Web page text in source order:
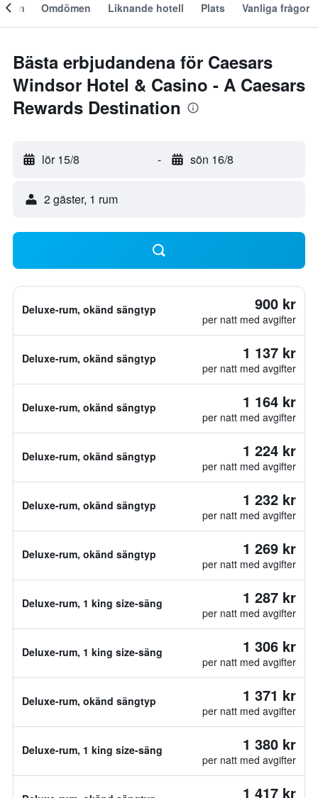
Om Omdömen Liknande hotell Plats Vanliga frågor
Bästa erbjudandena för Caesars
Windsor Hotel & Casino - A Caesars
Rewards Destination
lör 15/8 - sön 16/8
2 gäster, 1 rum
Deluxe-rum, okänd sängtyp 900 kr
per natt med avgifter
Deluxe-rum, okänd sängtyp 1 137 kr
per natt med avgifter
Deluxe-rum, okänd sängtyp 1 164 kr
per natt med avgifter
Deluxe-rum, okänd sängtyp 1 224 kr
per natt med avgifter
Deluxe-rum, okänd sängtyp 1 232 kr
per natt med avgifter
Deluxe-rum, okänd sängtyp 1 269 kr
per natt med avgifter
Deluxe-rum, 1 king size-säng 1 287 kr
per natt med avgifter
Deluxe-rum, 1 king size-säng 1 306 kr
per natt med avgifter
Deluxe-rum, okänd sängtyp 1 371 kr
per natt med avgifter
Deluxe-rum, 1 king size-säng 1 380 kr
per natt med avgifter
1 417 kr